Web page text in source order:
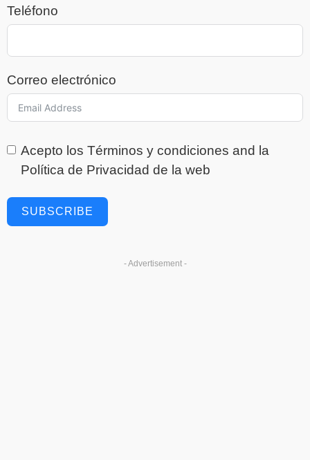
Teléfono
Correo electrónico
Acepto los Términos y condiciones and la
Política de Privacidad de la web
SUBSCRIBE
- Advertisement -